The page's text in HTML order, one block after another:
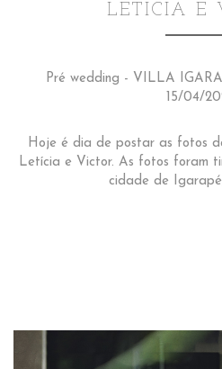
LETICIA E
Pré wedding - VILLA
15/04/
Hoje é dia de postar as fotos
Letícia e Victor. As fotos foram
cidade de